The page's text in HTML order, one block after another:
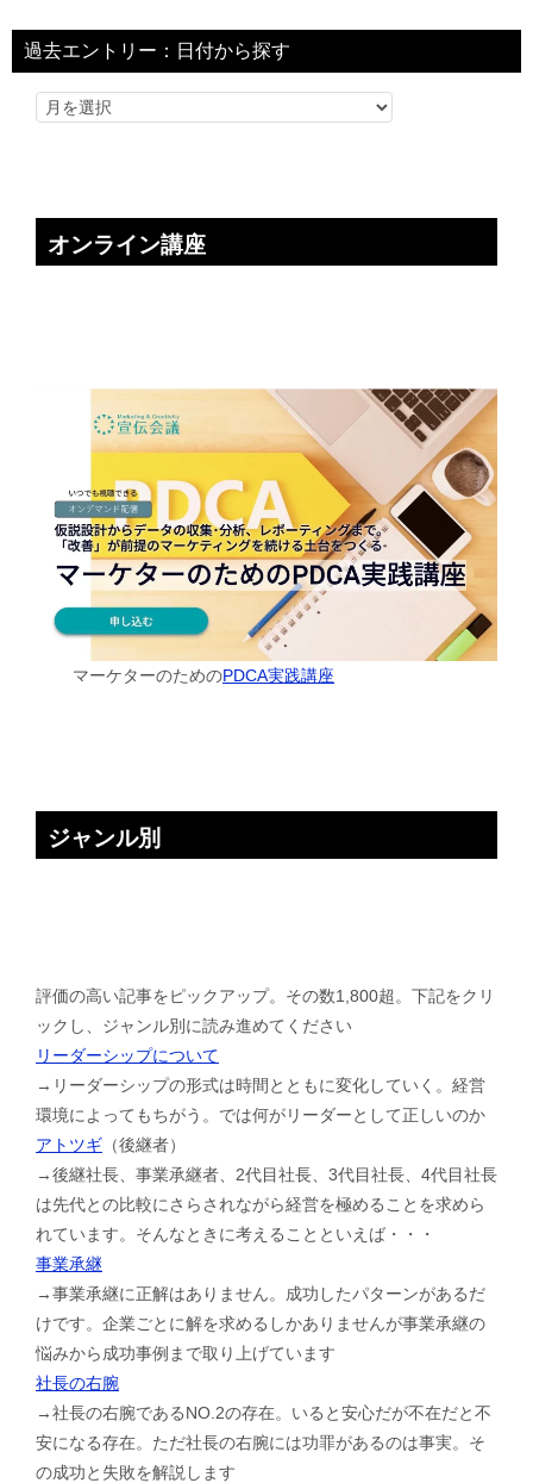
過去エントリー：日付から探す
オンライン講座
マーケターのためのPDCA実践講座
ジャンル別
評価の高い記事をピックアップ。その数1,800超。下記をクリ
ックし、ジャンル別に読み進めてください
リーダーシップについて
→リーダーシップの形式は時間とともに変化していく。経営
環境によってもちがう。では何がリーダーとして正しいのか
アトツギ （後継者）
→後継社長、事業承継者、2代目社長、3代目社長、4代目社長
は先代との比較にさらされながら経営を極めることを求めら
れています。そんなときに考えることといえば・・・
事業承継
→事業承継に正解はありません。成功したパターンがあるだ
けです。企業ごとに解を求めるしかありませんが事業承継の
悩みから成功事例まで取り上げています
社長の右腕
→社長の右腕であるNO.2の存在。いると安心だが不在だと不
安になる存在。ただ社長の右腕には功罪があるのは事実。そ
の成功と失敗を解説します